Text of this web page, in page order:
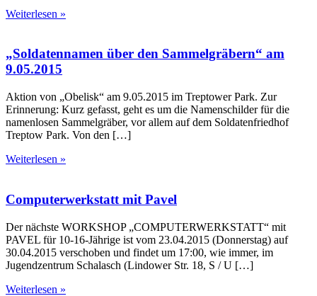
Weiterlesen »
„Soldatennamen über den Sammelgräbern“ am
9.05.2015
Aktion von „Obelisk“ am 9.05.2015 im Treptower Park. Zur
Erinnerung: Kurz gefasst, geht es um die Namenschilder für die
namenlosen Sammelgräber, vor allem auf dem Soldatenfriedhof
Treptow Park. Von den […]
Weiterlesen »
Computerwerkstatt mit Pavel
Der nächste WORKSHOP „COMPUTER­WERKSTATT“ mit
PAVEL für 10-16-Jährige ist vom 23.04.2015 (Donnerstag) auf
30.04.2015 verschoben und findet um 17:00, wie immer, im
Jugendzentrum Schalasch (Lindower Str. 18, S / U […]
Weiterlesen »